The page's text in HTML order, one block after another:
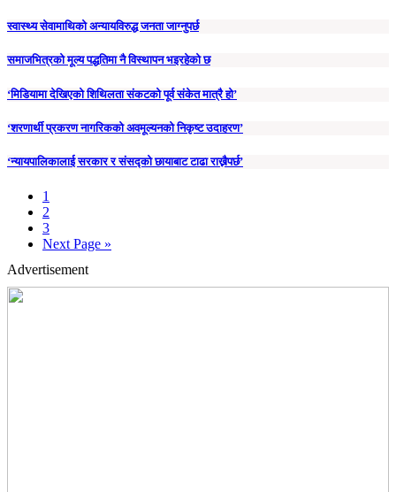
स्वास्थ्य सेवामाथिको अन्यायविरुद्ध जनता जाग्‍नुपर्छ
समाजभित्रको मूल्य पद्धतिमा नै विस्थापन भइरहेको छ
‘मिडियामा देखिएको शिथिलता संकटको पूर्व संकेत मात्रै हो’
‘शरणार्थी प्रकरण नागरिकको अवमूल्यनको निकृष्ट उदाहरण’
‘न्यायपालिकालाई सरकार र संसद्को छायाबाट टाढा राख्नैपर्छ’
1
2
3
Next Page »
Advertisement